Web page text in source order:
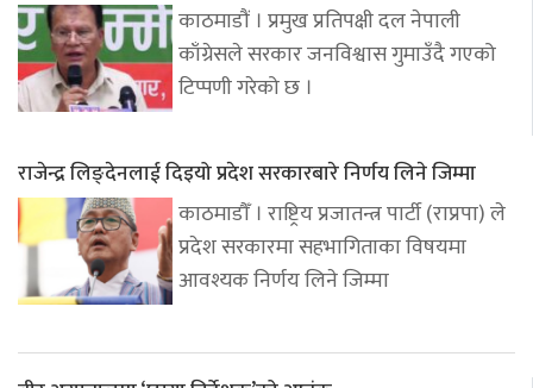
काठमाडौं । प्रमुख प्रतिपक्षी दल नेपाली
काँग्रेसले सरकार जनविश्वास गुमाउँदै गएको
टिप्पणी गरेको छ ।
राजेन्द्र लिङ्देनलाई दिइयो प्रदेश सरकारबारे निर्णय लिने जिम्मा
काठमाडौँ । राष्ट्रिय प्रजातन्त्र पार्टी (राप्रपा) ले
प्रदेश सरकारमा सहभागिताका विषयमा
आवश्यक निर्णय लिने जिम्मा